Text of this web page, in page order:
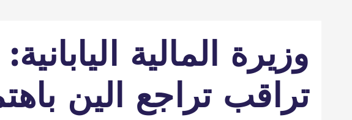
وزيرة المالية
تراقب تراجع الين